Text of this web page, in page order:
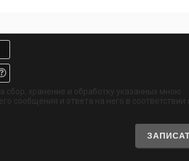
Имя*
Email.
обязательно
сбор, хранение и обработку указанных мною
сообщения и ответа на него в соответствии с